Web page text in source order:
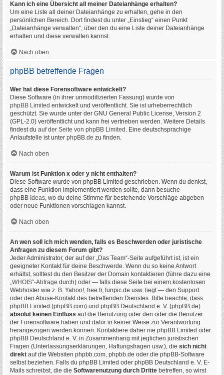
Kann ich eine Übersicht all meiner Dateianhänge erhalten?
Um eine Liste all deiner Dateianhänge zu erhalten, gehe in den
persönlichen Bereich. Dort findest du unter „Einstieg“ einen Punkt
„Dateianhänge verwalten“, über den du eine Liste deiner Dateianhänge
erhalten und diese verwalten kannst.
Nach oben
phpBB betreffende Fragen
Wer hat diese Forensoftware entwickelt?
Diese Software (in ihrer unmodifizierten Fassung) wurde von
phpBB Limited entwickelt und veröffentlicht. Sie ist urheberrechtlich
geschützt. Sie wurde unter der GNU General Public License, Version 2
(GPL-2.0) veröffentlicht und kann frei vertrieben werden. Weitere Details
findest du auf der Seite von phpBB Limited . Eine deutschsprachige
Anlaufstelle ist unter phpBB.de zu finden.
Nach oben
Warum ist Funktion x oder y nicht enthalten?
Diese Software wurde von phpBB Limited geschrieben. Wenn du denkst,
dass eine Funktion implementiert werden sollte, dann besuche
phpBB Ideas, wo du deine Stimme für bestehende Vorschläge abgeben
oder neue Funktionen vorschlagen kannst.
Nach oben
An wen soll ich mich wenden, falls es Beschwerden oder juristische
Anfragen zu diesem Forum gibt?
Jeder Administrator, der auf der „Das Team“-Seite aufgeführt ist, ist ein
geeigneter Kontakt für deine Beschwerde. Wenn du so keine Antwort
erhältst, solltest du den Besitzer der Domain kontaktieren (führe dazu eine
„WHOIS“-Abfrage durch) oder — falls diese Seite bei einem kostenlosen
Webhoster wie z. B. Yahoo!, free.fr, funpic.de usw. liegt — den Support
oder den Abuse-Kontakt des betreffenden Dienstes. Bitte beachte, dass
phpBB Limited (phpBB.com) und phpBB Deutschland e. V. (phpBB.de)
absolut keinen Einfluss auf die Benutzung oder den oder die Benutzer
der Forensoftware haben und dafür in keiner Weise zur Verantwortung
herangezogen werden können. Kontaktiere daher nie phpBB Limited oder
phpBB Deutschland e. V. in Zusammenhang mit jeglichen juristischen
Fragen (Unterlassungserklärungen, Haftungsfragen usw.), die sich nicht
direkt auf die Websiten phpbb.com, phpbb.de oder die phpBB-Software
selbst beziehen. Falls du phpBB Limited oder phpBB Deutschland e. V. E-
Mails schreibst, die die Softwarenutzung durch Dritte betreffen, so wirst